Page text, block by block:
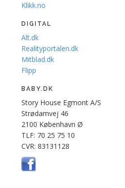
Klikk.no
DIGITAL
Alt.dk
Realityportalen.dk
Mitblad.dk
Flipp
BABY.DK
Story House Egmont A/S
Strødamvej 46
2100 København Ø
TLF: 70 25 75 10
CVR: 83131128